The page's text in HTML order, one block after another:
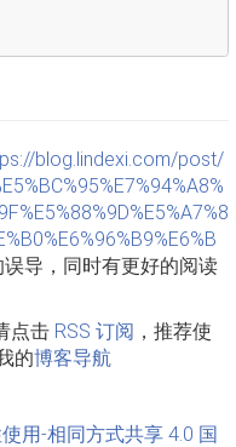
blog.lindexi.com/post/
导，同时有更好的阅读
点击 RSS 订阅 ，推荐使
的博客导航
用-相同方式共享 4.0 国